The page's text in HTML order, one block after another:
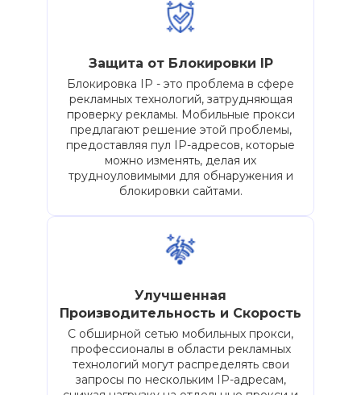
Защита от Блокировки IP
Блокировка IP - это проблема в сфере
рекламных технологий, затрудняющая
проверку рекламы. Мобильные прокси
предлагают решение этой проблемы,
предоставляя пул IP-адресов, которые
можно изменять, делая их
трудноуловимыми для обнаружения и
блокировки сайтами.
Улучшенная
Производительность и Скорость
С обширной сетью мобильных прокси,
профессионалы в области рекламных
технологий могут распределять свои
запросы по нескольким IP-адресам,